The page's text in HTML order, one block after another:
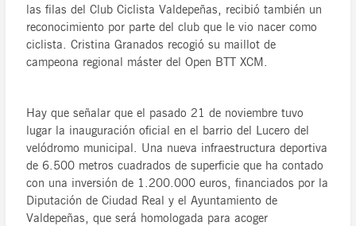
las filas del Club Ciclista Valdepeñas, recibió también un
reconocimiento por parte del club que le vio nacer como
ciclista. Cristina Granados recogió su maillot de
campeona regional máster del Open BTT XCM.
Hay que señalar que el pasado 21 de noviembre tuvo
lugar la inauguración oficial en el barrio del Lucero del
velódromo municipal. Una nueva infraestructura deportiva
de 6.500 metros cuadrados de superficie que ha contado
con una inversión de 1.200.000 euros, financiados por la
Diputación de Ciudad Real y el Ayuntamiento de
Valdepeñas, que será homologada para acoger